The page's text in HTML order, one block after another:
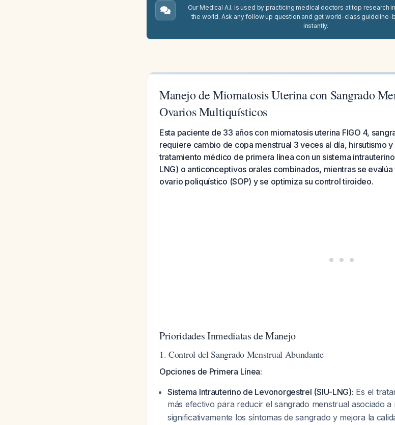
Our Medical A.I. is used by practicing medical doctors at top research
the world. Ask any follow up question and get world-class guideline-
instantly.
Manejo de Miomatosis Uterina con Sangrado
Ovarios Multiquísticos
Esta paciente de 33 años con miomatosis uterina FIGO 4,
requiere cambio de copa menstrual 3 veces al día, hirsutismo
tratamiento médico de primera línea con un sistema
LNG) o anticonceptivos orales combinados, mientras se
ovario poliquístico (SOP) y se optimiza su control tiroideo.
Prioridades Inmediatas de Manejo
1. Control del Sangrado Menstrual Abundante
Opciones de Primera Línea:
Sistema Intrauterino de Levonorgestrel (SIU-LNG): Es el
más efectivo para reducir el sangrado menstrual asociado a
significativamente los síntomas de sangrado y mejora la